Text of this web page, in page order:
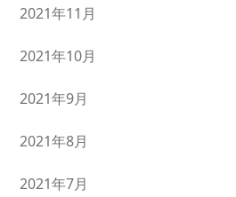
2021年11月
2021年10月
2021年9月
2021年8月
2021年7月